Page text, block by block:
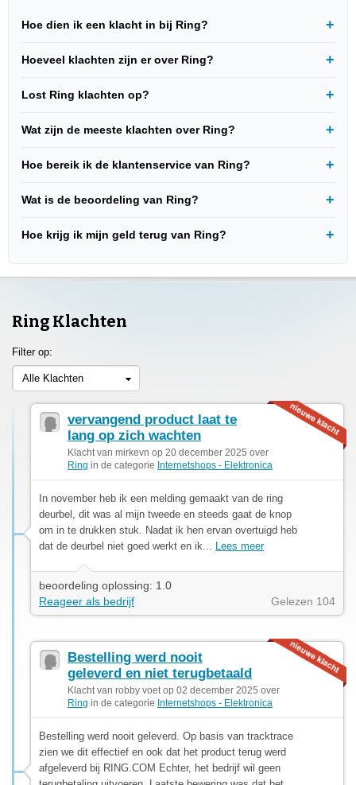
Hoe dien ik een klacht in bij Ring?
Hoeveel klachten zijn er over Ring?
Lost Ring klachten op?
Wat zijn de meeste klachten over Ring?
Hoe bereik ik de klantenservice van Ring?
Wat is de beoordeling van Ring?
Hoe krijg ik mijn geld terug van Ring?
Ring Klachten
Filter op:
Alle Klachten
vervangend product laat te
lang op zich wachten
Klacht van mirkevn op 20 december 2025 over
Ring in de categorie Internetshops - Elektronica
In november heb ik een melding gemaakt van de ring
deurbel, dit was al mijn tweede en steeds gaat de knop
om in te drukken stuk. Nadat ik hen ervan overtuigd heb
dat de deurbel niet goed werkt en ik... Lees meer
beoordeling oplossing: 1.0
Reageer als bedrijf
Gelezen 104
Bestelling werd nooit
geleverd en niet terugbetaald
Klacht van robby voet op 02 december 2025 over
Ring in de categorie Internetshops - Elektronica
Bestelling werd nooit geleverd. Op basis van tracktrace
zien we dit effectief en ook dat het product terug werd
afgeleverd bij RING.COM Echter, het bedrijf wil geen